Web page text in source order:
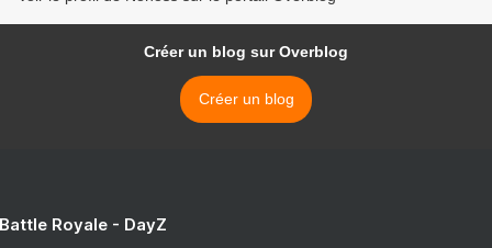
Créer un blog sur Overblog
Créer un blog
Royale - DayZ